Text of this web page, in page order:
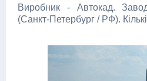
Виробник - Автокад.
(Санкт-Петербург / РФ).